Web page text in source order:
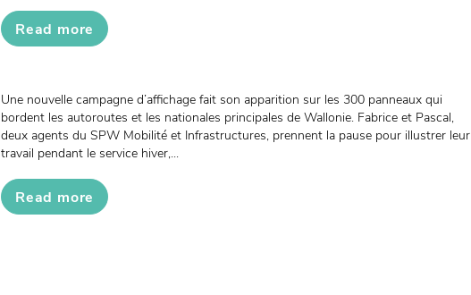
Read more
Une nouvelle campagne d’affichage fait son apparition sur les 300 panneaux qui
bordent les autoroutes et les nationales principales de Wallonie. Fabrice et Pascal,
deux agents du SPW Mobilité et Infrastructures, prennent la pause pour illustrer leur
travail pendant le service hiver,...
Read more